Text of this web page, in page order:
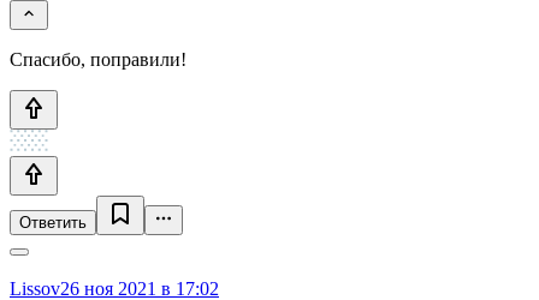
Спасибо, поправили!
Ответить
Lissov26 ноя 2021 в 17:02